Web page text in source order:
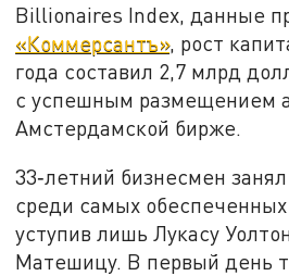
Billionaires Index, данные
«Коммерсантъ», рост
года составил 2,7 млрд
с успешным размещением
Амстердамской бирже.
33‑летний бизнесмен
среди самых
уступив лишь Лукасу
Матешицу. В первый день